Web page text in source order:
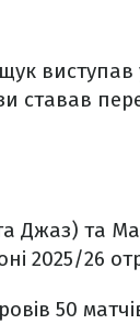
виступав
ставав
Джаз) та
2025/26
50